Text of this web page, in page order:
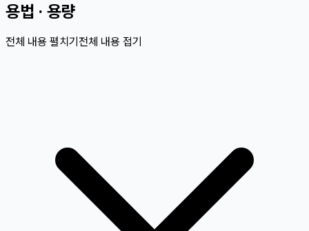
용법 · 용량
전체 내용 펼치기전체 내용 접기